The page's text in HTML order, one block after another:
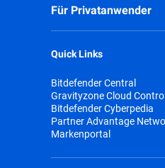
Für Privatanwender
Quick Links
Bitdefender Central
Gravityzone Cloud
Bitdefender Cyberpedia
Partner Advantage
Markenportal